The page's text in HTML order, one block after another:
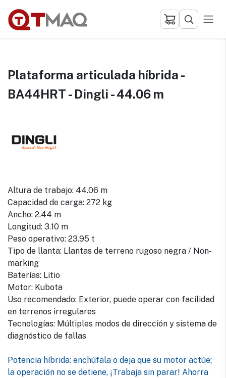
Plataforma articulada híbrida -
BA44HRT - Dingli - 44.06 m
Altura de trabajo: 44.06 m
Capacidad de carga: 272 kg
Ancho: 2.44 m
Longitud: 3.10 m
Peso operativo: 23.95 t
Tipo de llanta: Llantas de terreno rugoso negra / Non-
marking
Baterías: Litio
Motor: Kubota
Uso recomendado: Exterior, puede operar con facilidad
en terrenos irregulares
Tecnologías: Múltiples modos de dirección y sistema de
diagnóstico de fallas
Potencia híbrida: enchúfala o deja que su motor actúe;
la operación no se detiene, ¡Trabaja sin parar! Ahorra